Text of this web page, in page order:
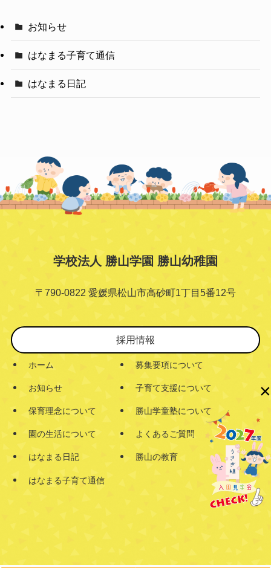
お知らせ
はなまる子育て通信
はなまる日記
学校法人 勝山学園 勝山幼稚園
〒790-0822 愛媛県松山市高砂町1丁目5番12号
採用情報
ホーム
お知らせ
保育理念について
園の生活について
はなまる日記
はなまる子育て通信
募集要項について
子育て支援について
勝山学童塾について
よくあるご質問
勝山の教育
×